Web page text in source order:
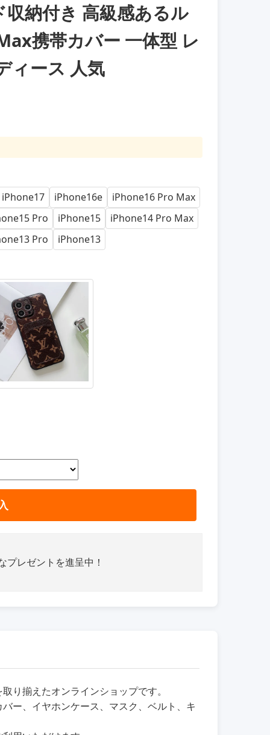
納付き 高級感あるル
携帯カバー 一体型 レ
ィース 人気
iPhone17 iPhone16e
iPhone16 Pro Max
Pro iPhone15
iPhone14 Pro Max
Pro iPhone13
プレゼントを進呈中！
り揃えたオンラインショップです。
ー、イヤホンケース、マスク、ベルト、キ